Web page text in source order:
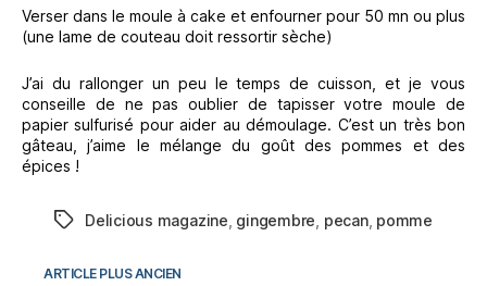
Verser dans le moule à cake et enfourner pour 50 mn ou plus
(une lame de couteau doit ressortir sèche)
J’ai du rallonger un peu le temps de cuisson, et je vous
conseille de ne pas oublier de tapisser votre moule de
papier sulfurisé pour aider au démoulage. C’est un très bon
gâteau, j’aime le mélange du goût des pommes et des
épices !
Étiquettes
Delicious magazine gingembre pecan, pomme